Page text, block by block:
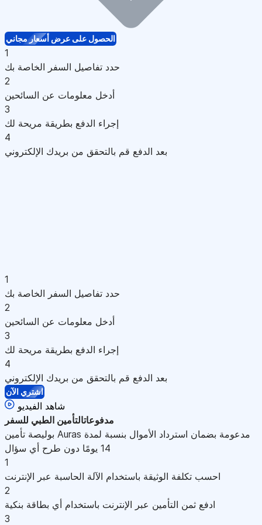
الحصول على عرض أسعار مجاني
1
حدد تفاصيل السفر الخاصة بك
2
أدخل معلومات عن السائحين
3
إجراء الدفع بطريقة مريحة لك
4
بعد الدفع قم بالتحقق من بريدك الإلكتروني
1
حدد تفاصيل السفر الخاصة بك
2
أدخل معلومات عن السائحين
3
إجراء الدفع بطريقة مريحة لك
4
بعد الدفع قم بالتحقق من بريدك الإلكتروني
اشتري الآن
شاهد الفيديو
مدفوعاتالتأمين الطبي للسفر
بوليصة تأمين Auras مدعومة بضمان استرداد الأموال بنسبة لمدة
14 يومًا دون طرح أي سؤال
1
احسب تكلفة الوثيقة باستخدام الآلة الحاسبة عبر الإنترنت
2
ادفع ثمن التأمين عبر الإنترنت باستخدام أي بطاقة بنكية
3